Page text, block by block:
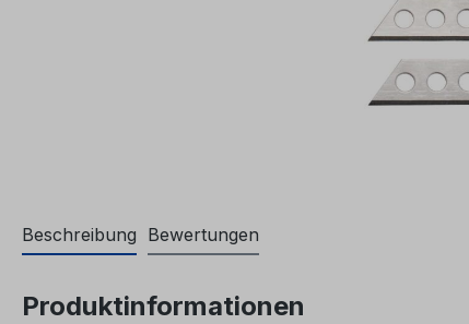
Beschreibung Bewertungen
Produktinformationen